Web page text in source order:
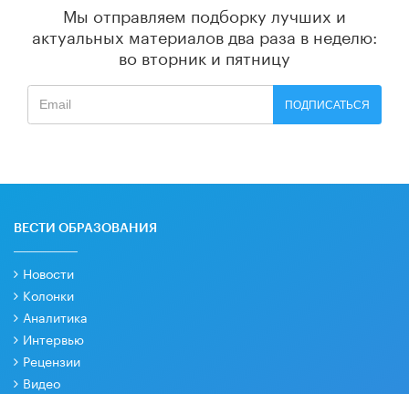
Мы отправляем подборку лучших и
актуальных материалов два раза в неделю:
во вторник и пятницу
ПОДПИСАТЬСЯ
ВЕСТИ ОБРАЗОВАНИЯ
Новости
Колонки
Аналитика
Интервью
Рецензии
Видео